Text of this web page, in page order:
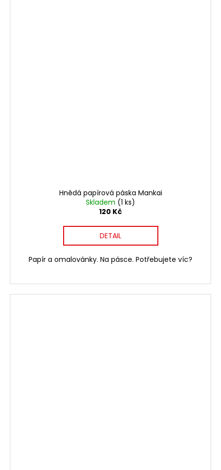
Hnědá papírová páska Mankai
Skladem (1 ks)
120 Kč
DETAIL
Papír a omalovánky. Na pásce. Potřebujete víc?